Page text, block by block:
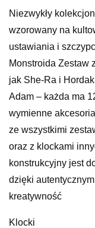
Niezwykły
wzorowany na
ustawiania i
Monstroida Zestaw
jak She-Ra i
Adam – każda ma
wymienne
ze wszystkimi
oraz z klockami
konstrukcyjny jest
dzięki
kreatywność
Klocki